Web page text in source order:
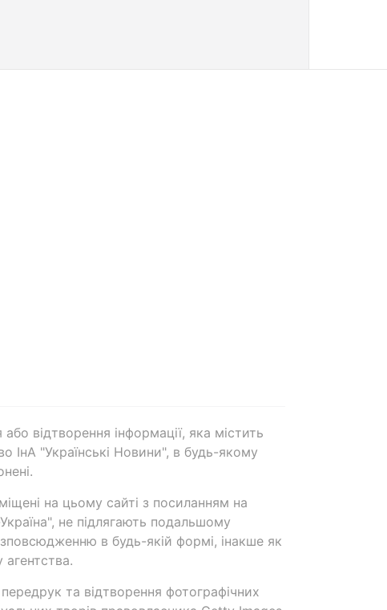
відтворення інформації, яка містить
ІнА "Українські Новини", в будь-якому
на цьому сайті з посиланням на
не підлягають подальшому
в будь-якій формі, інакше як
та відтворення фотографічних